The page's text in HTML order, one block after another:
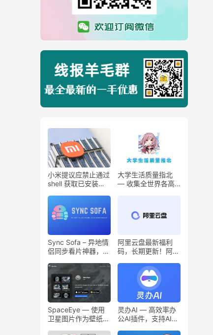
小米提议应禁止通过
shell 获取已安装的
大学生活质量指北
— 收集全世界各高
Sync Sofa – 异地情
侣同步看片神器，同
在线视频！
阿里云盘最新福利
码，长期更新！阿里
SpaceEye — 使用
卫星图片作为壁纸，
灵办AI — 高效率办
公AI插件，支持AI联